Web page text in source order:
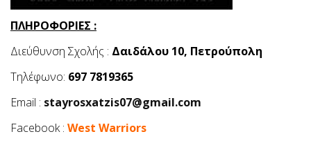
ΠΛΗΡΟΦΟΡΙΕΣ :
Διεύθυνση Σχολής : Δαιδάλου 10, Πετρούπολη
Τηλέφωνο: 697 7819365
Email : stayrosxatzis07@gmail.com
Facebook : West Warriors